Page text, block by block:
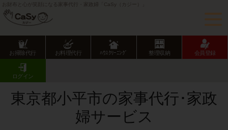
お財布と心が笑顔になる家事代行・家政婦「CaSy（カジー）」
お掃除代行 お料理代行 ﾊｳｽｸﾘｰﾆﾝｸﾞ 整理収納 会員登録
ログイン
CaSy TOP
小平市の家事代行･家政婦サービス
東京都小平市の家事代行･家政
婦サービス